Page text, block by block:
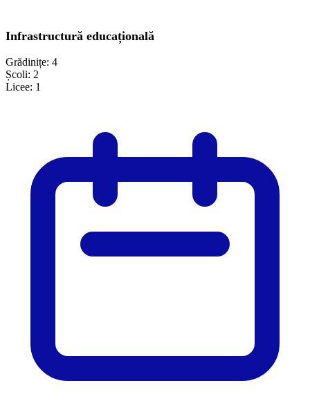
Infrastructură educațională
Grădinițe: 4
Școli: 2
Licee: 1